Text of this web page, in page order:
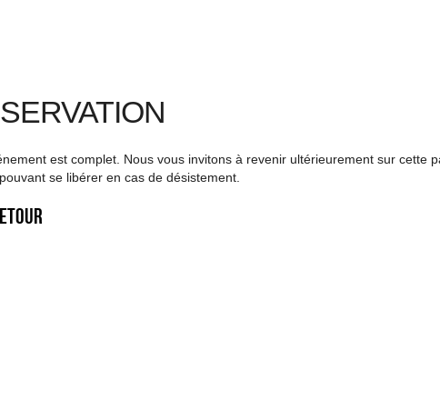
est complet. Nous vous invitons à revenir ultérieurement sur cette
se libérer en cas de désistement.